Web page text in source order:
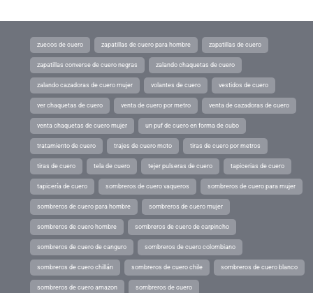
zuecos de cuero zapatillas de cuero para hombre zapatillas de cuero
zapatillas converse de cuero negras zalando chaquetas de cuero
zalando cazadoras de cuero mujer volantes de cuero vestidos de cuero
ver chaquetas de cuero venta de cuero por metro venta de cazadoras de cuero
venta chaquetas de cuero mujer un puf de cuero en forma de cubo
tratamiento de cuero trajes de cuero moto tiras de cuero por metros
tiras de cuero tela de cuero tejer pulseras de cuero tapicerias de cuero
tapicería de cuero sombreros de cuero vaqueros sombreros de cuero para mujer
sombreros de cuero para hombre sombreros de cuero mujer
sombreros de cuero hombre sombreros de cuero de carpincho
sombreros de cuero de canguro sombreros de cuero colombiano
sombreros de cuero chillán sombreros de cuero chile sombreros de cuero blanco
sombreros de cuero amazon sombreros de cuero